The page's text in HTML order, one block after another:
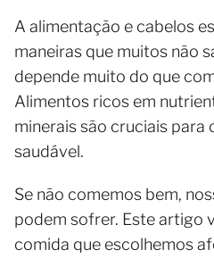
A alimentação e cabelos
maneiras que muitos não
depende muito do que
Alimentos ricos em
minerais são cruciais
saudável.
Se não comemos bem,
podem sofrer. Este artigo
comida que escolhemos